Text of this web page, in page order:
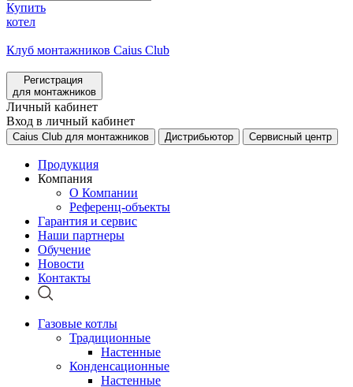
Купить
котел
Клуб монтажников Caius Club
Регистрация
для монтажников
Личный кабинет
Вход в личный кабинет
Caius Club для монтажников Дистрибьютор Сервисный центр
Продукция
Компания
О Компании
Референц-объекты
Гарантия и сервис
Наши партнеры
Обучение
Новости
Контакты
Газовые котлы
Традиционные
Настенные
Конденсационные
Настенные